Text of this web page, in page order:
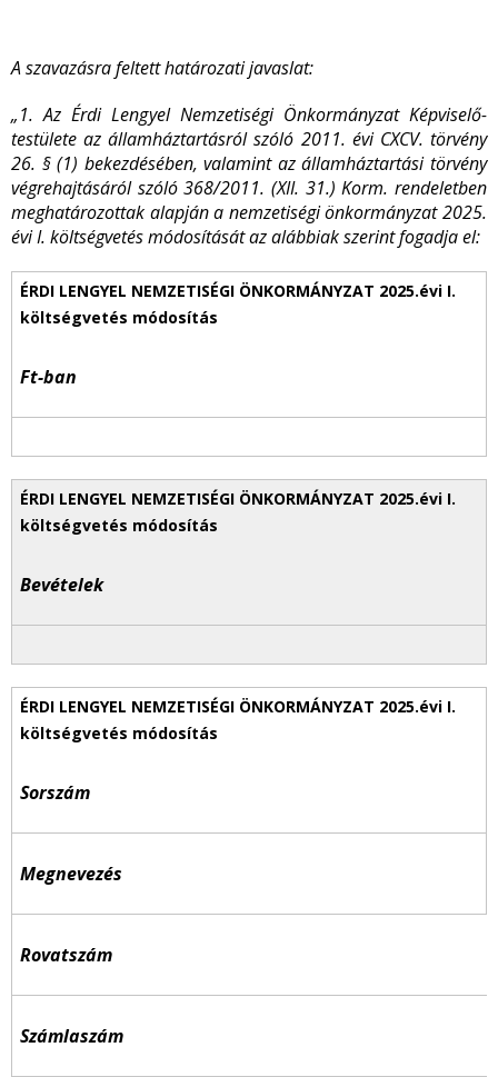
A szavazásra feltett határozati javaslat:
„1. Az Érdi Lengyel Nemzetiségi Önkormányzat Képviselő-
testülete az államháztartásról szóló 2011. évi CXCV. törvény
26. § (1) bekezdésében, valamint az államháztartási törvény
végrehajtásáról szóló 368/2011. (XII. 31.) Korm. rendeletben
meghatározottak alapján a nemzetiségi önkormányzat 2025.
évi I. költségvetés módosítását az alábbiak szerint fogadja el:
Ft-ban
Bevételek
Sorszám
Megnevezés
Rovatszám
Számlaszám